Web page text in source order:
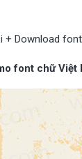
+ Download
font chữ Việt